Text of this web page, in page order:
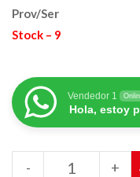
Prov/Ser
Stock – 9
Vendedor 1
Hola, estoy
+
-